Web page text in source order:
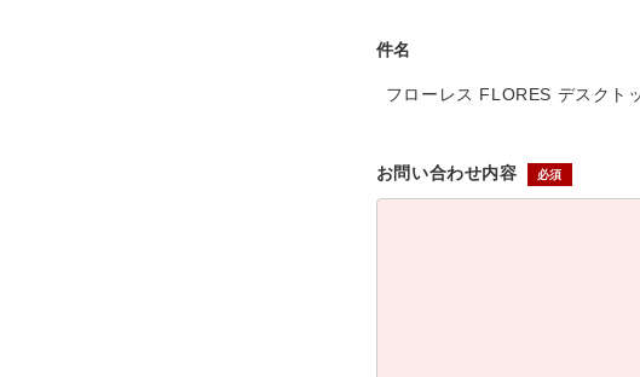
件名
フローレス FLORES デスクト
お問い合わせ内容